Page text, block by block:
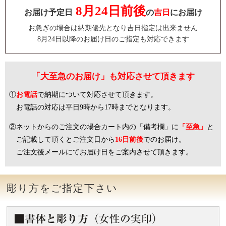
お届け予定日 8月24日前後の吉日 にお届け
お急ぎの場合は納期優先となり吉日指定は出来ません
8月24日以降のお届け日のご指定も対応できます
「大至急のお届け」も対応させて頂きます
①お電話で納期について対応させて頂きます。
お電話の対応は平日9時から17時までとなります。
②ネットからのご注文の場合カート内の「備考欄」に 「至急」 と
ご記載して頂くとご注文日から 16日前後でのお届け。
ご注文後メールにてお届け日をご案内させて頂きます。
彫り方をご指定下さい